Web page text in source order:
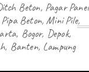
Beton, Pagar Panel
Beton, Mini Pile,
Bogor, Depok,
Banten, Lampung